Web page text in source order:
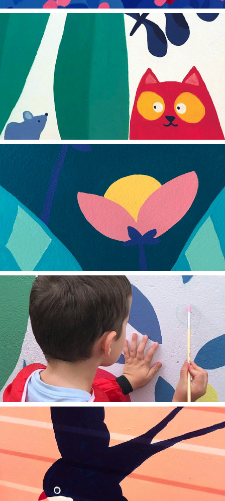
Librairie Les feuilles bleues
2026
Quetzal Café
2025
École du Dresny
Caravane Emmaüs